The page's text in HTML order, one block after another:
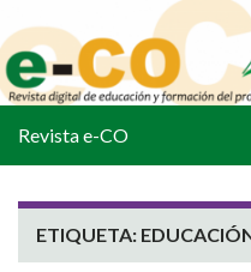
Revista e-CO
ETIQUETA: